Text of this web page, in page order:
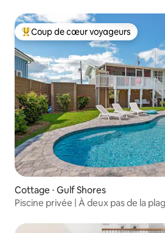
Coups de cœur voyageurs les plus
Coup de cœur voyageurs
Cottage ⋅ Gulf Shores
Piscine privée | À deux pas de la